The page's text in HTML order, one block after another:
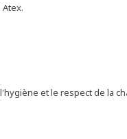
et le respect de la